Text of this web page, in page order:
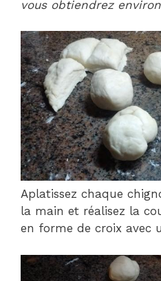
vous obtiendrez
Aplatissez chaque
la main et réalisez la
en forme de croix avec